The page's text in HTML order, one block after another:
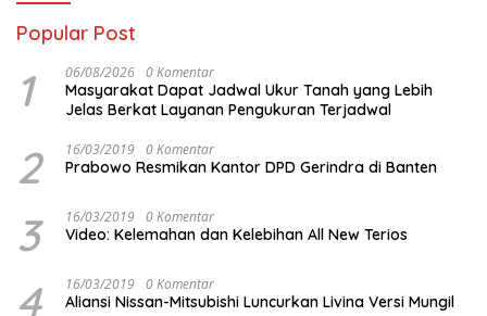
Popular Post
1 06/08/2026 0 Komentar
Masyarakat Dapat Jadwal Ukur Tanah yang Lebih
Jelas Berkat Layanan Pengukuran Terjadwal
2 16/03/2019 0 Komentar
Prabowo Resmikan Kantor DPD Gerindra di Banten
3 16/03/2019 0 Komentar
Video: Kelemahan dan Kelebihan All New Terios
4 16/03/2019 0 Komentar
Aliansi Nissan-Mitsubishi Luncurkan Livina Versi Mungil